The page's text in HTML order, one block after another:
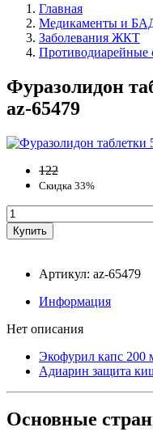
Главная
Медикаменты и
Заболевания ЖКТ
Противодиарейные
Фуразолидон
az-65479
122
Скидка 33%
Артикул: az-65479
Информация
Нет описания
Экофурил капс 200
Адиарин защита
Основные